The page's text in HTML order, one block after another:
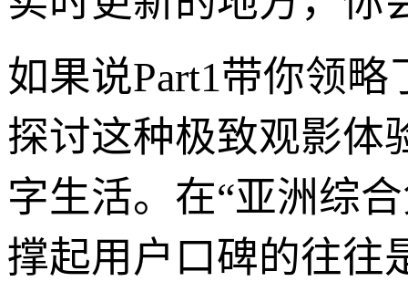
如果说Part1带你领
探讨这种极致观影体
字生活。在“亚洲综
撑起用户口碑的往往